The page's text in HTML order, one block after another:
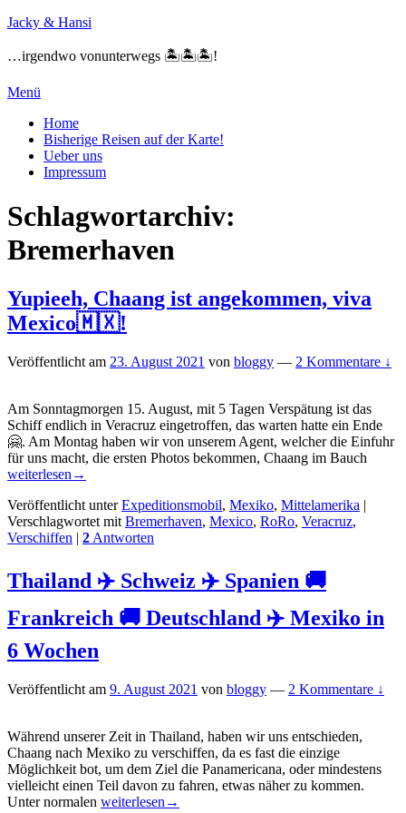
Zum
springen
Jacky & Hansi
…irgendwo vonunterwegs 🏝🏝🏝!
Menü
Primäres
Menü
Home
Bisherige Reisen auf der Karte!
Ueber uns
Impressum
Schlagwortarchiv:
Bremerhaven
Yupieeh, Chaang ist angekommen, viva
Mexico🇲🇽!
Veröffentlicht am 23. August 2021 von bloggy — 2 Kommentare ↓
Am Sonntagmorgen 15. August, mit 5 Tagen Verspätung ist das
Schiff endlich in Veracruz eingetroffen, das warten hatte ein Ende
🤗. Am Montag haben wir von unserem Agent, welcher die Einfuhr
für uns macht, die ersten Photos bekommen, Chaang im Bauch
weiterlesen →
Veröffentlicht unter Expeditionsmobil, Mexiko, Mittelamerika |
Verschlagwortet mit Bremerhaven, Mexico, RoRo, Veracruz,
Verschiffen | 2 Antworten
Thailand ✈️ Schweiz ✈️ Spanien 🚚
Frankreich 🚚 Deutschland ✈️ Mexiko in
6 Wochen
Veröffentlicht am 9. August 2021 von bloggy — 2 Kommentare ↓
Während unserer Zeit in Thailand, haben wir uns entschieden,
Chaang nach Mexiko zu verschiffen, da es fast die einzige
Möglichkeit bot, um dem Ziel die Panamericana, oder mindestens
vielleicht einen Teil davon zu fahren, etwas näher zu kommen.
Unter normalen Thailand
weiterlesen →